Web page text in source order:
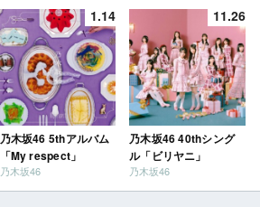
1.14
乃木坂46 5thアルバム
「My respect」
乃木坂46
11.26
乃木坂46 40thシング
ル「ビリヤニ」
乃木坂46